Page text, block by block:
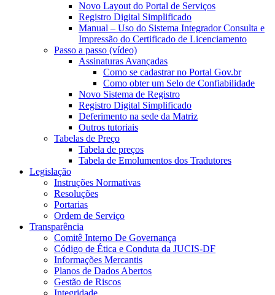
Novo Layout do Portal de Serviços
Registro Digital Simplificado
Manual – Uso do Sistema Integrador Consulta e
Impressão do Certificado de Licenciamento
Passo a passo (vídeo)
Assinaturas Avançadas
Como se cadastrar no Portal Gov.br
Como obter um Selo de Confiabilidade
Novo Sistema de Registro
Registro Digital Simplificado
Deferimento na sede da Matriz
Outros tutoriais
Tabelas de Preço
Tabela de preços
Tabela de Emolumentos dos Tradutores
Legislação
Instruções Normativas
Resoluções
Portarias
Ordem de Serviço
Transparência
Comitê Interno De Governança
Código de Ética e Conduta da JUCIS-DF
Informações Mercantis
Planos de Dados Abertos
Gestão de Riscos
Integridade